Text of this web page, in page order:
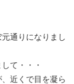
通りになりまし
て・・・
近くで目を凝ら